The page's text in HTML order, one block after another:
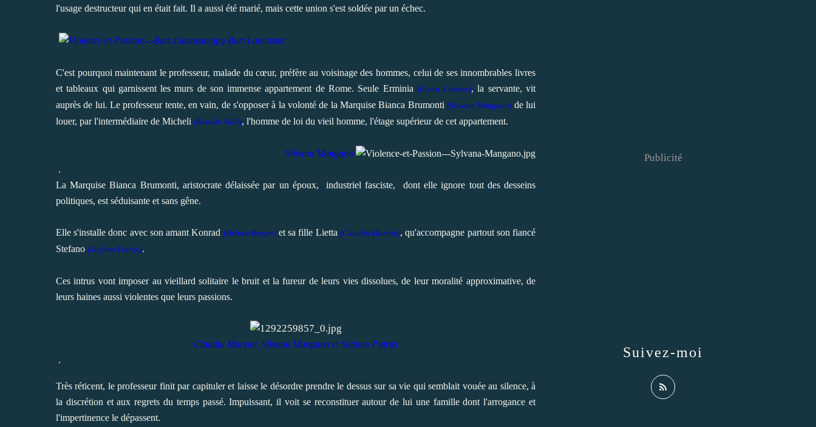
l'usage destructeur qui en était fait. Il a aussi été marié, mais cette union s'est soldée par un échec.
Burt Lancaster
C'est pourquoi maintenant le professeur, malade du cœur, préfère au voisinage des hommes, celui de ses innombrables livres
et tableaux qui garnissent les murs de son immense appartement de Rome. Seule Erminia (Elvira Cortese), la servante, vit
auprès de lui. Le professeur tente, en vain, de s'opposer à la volonté de la Marquise Bianca Brumonti(Silvana Mangano) de lui
louer, par l'intermédiaire de Micheli (Romolo Valli), l'homme de loi du vieil homme, l'étage supérieur de cet appartement.
Silvana Mangano
.
La Marquise Bianca Brumonti, aristocrate délaissée par un époux, industriel fasciste,
dont elle ignore tout des desseins
politiques, est séduisante et sans gêne.
Elle s'installe donc avec son amant Konrad (Helmut Berger)et sa fille Lietta (Claudia Marsini), qu'accompagne partout son fiancé
Stefano (Stefano Patrizi).
Ces intrus vont imposer au vieillard solitaire le bruit et la fureur de leurs vies dissolues, de leur moralité approximative, de
leurs haines aussi violentes que leurs passions.
Claudia Marsini, Silvana Mangano et Stefano Patrizi
.
Très réticent, le professeur finit par capituler et laisse le désordre prendre le dessus sur sa vie qui semblait vouée au silence, à
la discrétion et aux regrets du temps passé. Impuissant, il voit se reconstituer autour de lui une famille dont l'arrogance et
l'impertinence le dépassent.
Suivez-moi
Publicité